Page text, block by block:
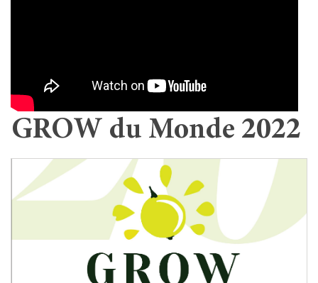
GROW du Monde 2022